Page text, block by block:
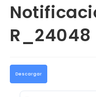
R_24048
Descargar